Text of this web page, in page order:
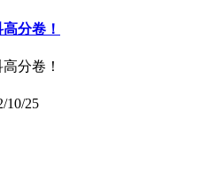
分卷！
分卷！
10/25